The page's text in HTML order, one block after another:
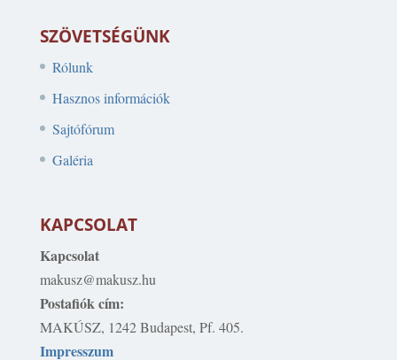
SZÖVETSÉGÜNK
Rólunk
Hasznos információk
Sajtófórum
Galéria
KAPCSOLAT
Kapcsolat
makusz@makusz.hu
Postafiók cím:
MAKÚSZ, 1242 Budapest, Pf. 405.
Impresszum